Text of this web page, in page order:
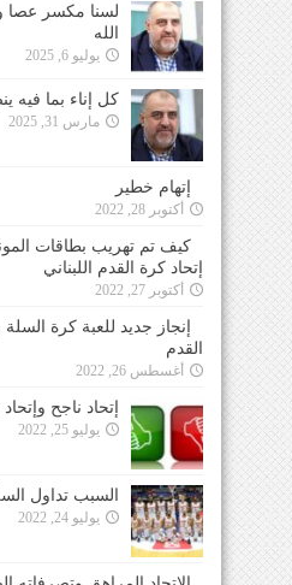
لسنا مكسر عصا
الله
يوليو 6, 2025
كل إناء بما فيه
مارس 31, 2025
إتهام خطير
أكتوبر 28, 2022
كيف تم تهريب بطاقات
إتحاد كرة القدم اللبناني
أكتوبر 27, 2022
إنجاز جديد للعبة كرة
القدم
أغسطس 26, 2022
إتحاد ناجح
يوليو 25, 2022
السبب تداول
يوليو 24, 2022